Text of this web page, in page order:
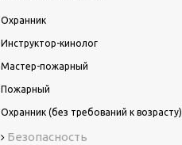
Охранник
Инструктор-кинолог
Мастер-пожарный
Пожарный
Охранник (без требований к возрасту)
Безопасность